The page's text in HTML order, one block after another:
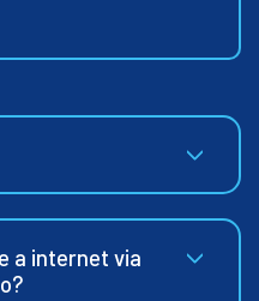
a internet via